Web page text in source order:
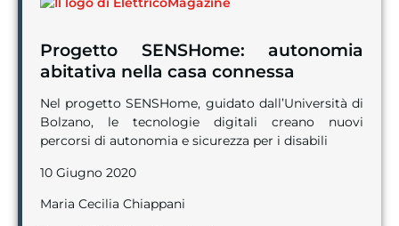
Progetto SENSHome: autonomia
abitativa nella casa connessa
Nel progetto SENSHome, guidato dall’Università di
Bolzano, le tecnologie digitali creano nuovi
percorsi di autonomia e sicurezza per i disabili
10 Giugno 2020
Maria Cecilia Chiappani